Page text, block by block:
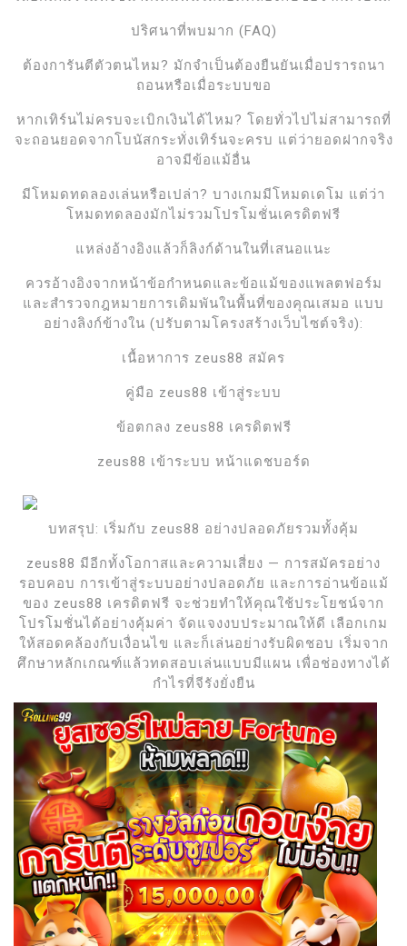
ปริศนาที่พบมาก (FAQ)
ต้องการันตีตัวตนไหม? มักจำเป็นต้องยืนยันเมื่อปรารถนา
ถอนหรือเมื่อระบบขอ
หากเทิร์นไม่ครบจะเบิกเงินได้ไหม? โดยทั่วไปไม่สามารถที่
จะถอนยอดจากโบนัสกระทั่งเทิร์นจะครบ แต่ว่ายอดฝากจริง
อาจมีข้อแม้อื่น
มีโหมดทดลองเล่นหรือเปล่า? บางเกมมีโหมดเดโม แต่ว่า
โหมดทดลองมักไม่รวมโปรโมชั่นเครดิตฟรี
แหล่งอ้างอิงแล้วก็ลิงก์ด้านในที่เสนอแนะ
ควรอ้างอิงจากหน้าข้อกำหนดและข้อแม้ของแพลตฟอร์ม
และสำรวจกฎหมายการเดิมพันในพื้นที่ของคุณเสมอ แบบ
อย่างลิงก์ข้างใน (ปรับตามโครงสร้างเว็บไซต์จริง):
เนื้อหาการ zeus88 สมัคร
คู่มือ zeus88 เข้าสู่ระบบ
ข้อตกลง zeus88 เครดิตฟรี
zeus88 เข้าระบบ หน้าแดชบอร์ด
บทสรุป: เริ่มกับ zeus88 อย่างปลอดภัยรวมทั้งคุ้ม
zeus88 มีอีกทั้งโอกาสและความเสี่ยง — การสมัครอย่าง
รอบคอบ การเข้าสู่ระบบอย่างปลอดภัย และการอ่านข้อแม้
ของ zeus88 เครดิตฟรี จะช่วยทำให้คุณใช้ประโยชน์จาก
โปรโมชั่นได้อย่างคุ้มค่า จัดแจงงบประมาณให้ดี เลือกเกม
ให้สอดคล้องกับเงื่อนไข และก็เล่นอย่างรับผิดชอบ เริ่มจาก
ศึกษาหลักเกณฑ์แล้วทดสอบเล่นแบบมีแผน เพื่อช่องทางได้
กำไรที่จีรังยั่งยืน